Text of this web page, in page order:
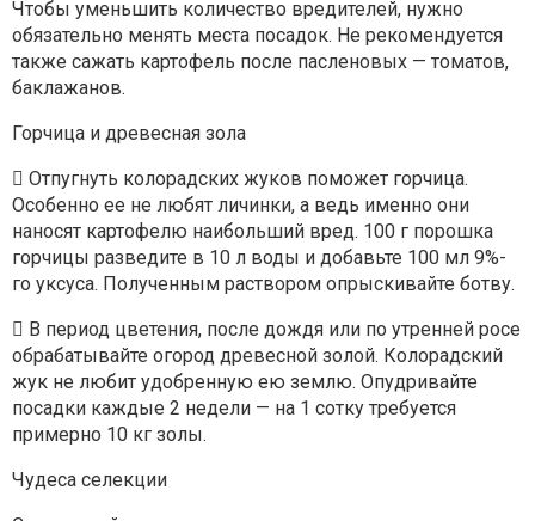
Чтобы уменьшить количество вредителей, нужно
обязательно менять места посадок. Не рекомендуется
также сажать картофель после пасленовых — томатов,
баклажанов.
Горчица и древесная зола
 Отпугнуть колорадских жуков поможет горчица.
Особенно ее не любят личинки, а ведь именно они
наносят картофелю наибольший вред. 100 г порошка
горчицы разведите в 10 л воды и добавьте 100 мл 9%-
го уксуса. Полученным раствором опрыскивайте ботву.
 В период цветения, после дождя или по утренней росе
обрабатывайте огород древесной золой. Колорадский
жук не любит удобренную ею землю. Опудривайте
посадки каждые 2 недели — на 1 сотку требуется
примерно 10 кг золы.
Чудеса селекции